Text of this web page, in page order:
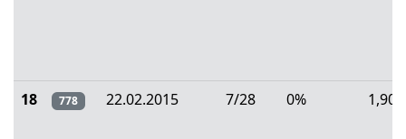
18 778 22.02.2015 7/28 0% 1,90